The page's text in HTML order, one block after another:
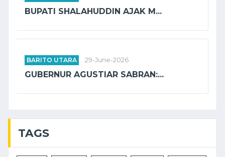
BUPATI SHALAHUDDIN AJAK M...
BARITO UTARA 29-June-2026
GUBERNUR AGUSTIAR SABRAN:...
TAGS